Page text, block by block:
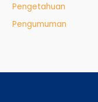
Pengetahuan
Pengumuman